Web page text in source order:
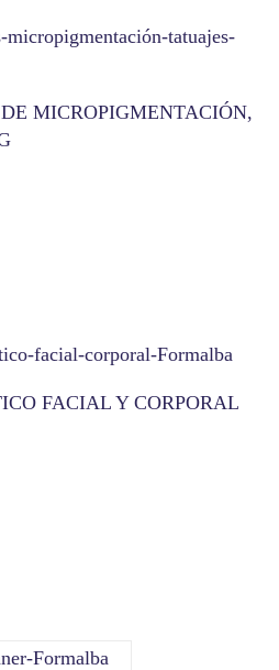
MICROPIGMENTACIÓN,
FACIAL Y CORPORAL